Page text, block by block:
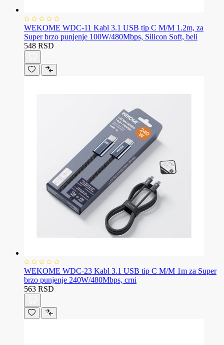
WEKOME WDC-11 Kabl 3.1 USB tip C M/M 1.2m, za
Super brzo punjenje 100W/480Mbps, Silicon Soft, beli
548 RSD
WEKOME WDC-23 Kabl 3.1 USB tip C M/M 1m za Super
brzo punjenje 240W/480Mbps, crni
563 RSD